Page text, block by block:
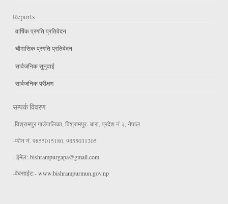
Reports
वार्षिक प्रगति प्रतिवेदन
चौमासिक प्रगति प्रतिवेदन
सार्वजनिक सुनुवाई
सार्वजनिक परीक्षण
सम्पर्क विवरण
-विश्रामपुर गाउँपालिका, विश्रामपुर- बारा, प्रदेश नं २, नेपाल
-फोन नं. 9855015180, 9855031205
- ईमेल:-bishrampurgapa@gmail.com
-वेबसाईट:-www.bishrampurmun.gov.np